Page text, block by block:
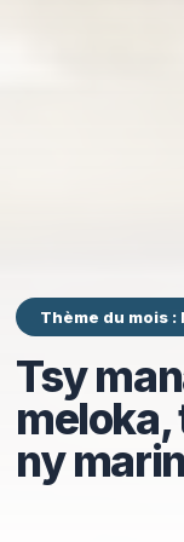
Thème du mois
Tsy
meloka,
ny